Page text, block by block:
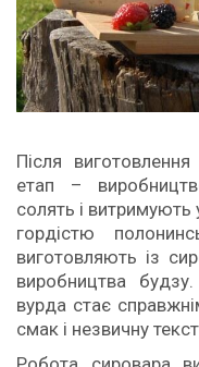
Після
етап –
солять і
гордістю
виготовляють із
виробництва
вурда стає
смак і незвичну